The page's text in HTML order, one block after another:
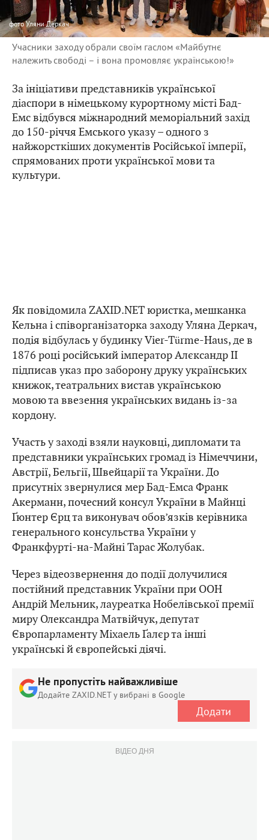
фотоУляни Деркач
Учасники заходу обрали своїм гаслом «Майбутнє
належить свободі – і вона промовляє українською!»
За ініціативи представників української
діаспори в німецькому курортному місті Бад-
Емс відбувся міжнародний меморіальний захід
до 150-річчя Емського указу – одного з
найжорсткіших документів Російської імперії,
спрямованих проти української мови та
культури.
Як повідомила ZAXID.NET юристка, мешканка
Кельна і співорганізаторка заходу Уляна Деркач,
подія відбулась у будинку Vier-Türme-Haus, де в
1876 році російський імператор Алєксандр ІІ
підписав указ про заборону друку українських
книжок, театральних вистав українською
мовою та ввезення українських видань із-за
кордону.
Участь у заході взяли науковці, дипломати та
представники українських громад із Німеччини,
Австрії, Бельгії, Швейцарії та України. До
присутніх звернулися мер Бад-Емса Франк
Акерманн, почесний консул України в Майнці
Ґюнтер Єрц та виконувач обов’язків керівника
генерального консульства України у
Франкфурті-на-Майні Тарас Жолубак.
Через відеозвернення до події долучилися
постійний представник України при ООН
Андрій Мельник, лауреатка Нобелівської премії
миру Олександра Матвійчук, депутат
Європарламенту Міхаель Ґалєр та інші
українські й європейські діячі.
Не пропустіть найважливіше
Додайте ZAXID.NET у вибрані в Google
Додати
ВІДЕО ДНЯ